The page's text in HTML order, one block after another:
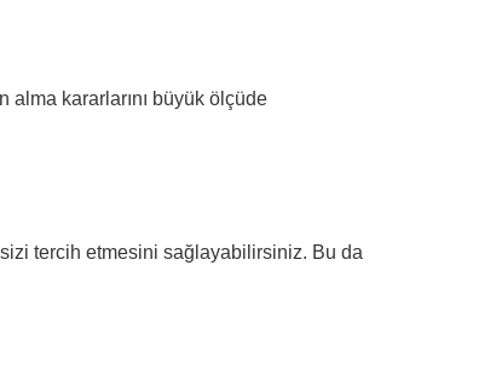
alma kararlarını büyük ölçüde
tercih etmesini sağlayabilirsiniz. Bu da